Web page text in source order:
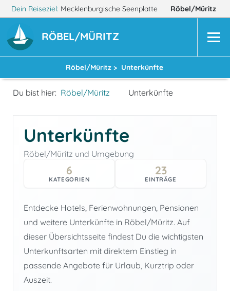
Dein Reiseziel: Mecklenburgische Seenplatte Röbel/Müritz
RÖBEL/MÜRITZ
Röbel/Müritz > Unterkünfte
Du bist hier: Röbel/Müritz Unterkünfte
Unterkünfte
Röbel/Müritz und Umgebung
6
KATEGORIEN
23
EINTRÄGE
Entdecke Hotels, Ferienwohnungen, Pensionen
und weitere Unterkünfte in Röbel/Müritz. Auf
dieser Übersichtsseite findest Du die wichtigsten
Unterkunftsarten mit direktem Einstieg in
passende Angebote für Urlaub, Kurztrip oder
Auszeit.